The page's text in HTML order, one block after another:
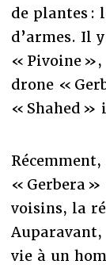
de plantes :
d’armes. Il
« Pivoine »,
drone «
« Shahed »
« Gerbera
voisins, la
vie à un